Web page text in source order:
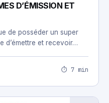
D’ÉMISSION ET
de posséder un super
d’émettre et recevoir…
⏱ 7 min